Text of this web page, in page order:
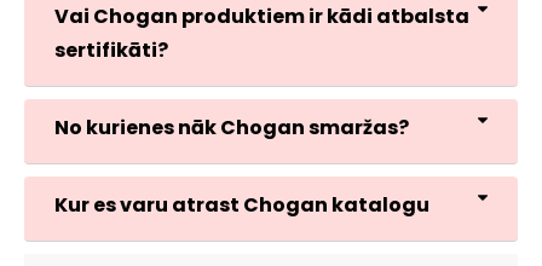
Vai Chogan produktiem ir kādi atbalsta
sertifikāti?
No kurienes nāk Chogan smaržas?
Kur es varu atrast Chogan katalogu